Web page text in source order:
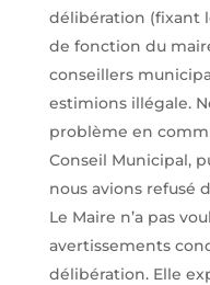
délibération (fixant
de fonction du
conseillers
estimions illégale.
problème en
Conseil Municipal,
nous avions refusé
Le Maire n’a pas
avertissements
délibération. Elle